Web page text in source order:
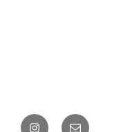
InstagramEmail